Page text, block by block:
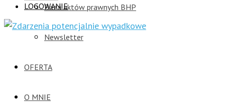
Baza aktów prawnych BHP
Newsletter
OFERTA
O MNIE
LOGOWANIE